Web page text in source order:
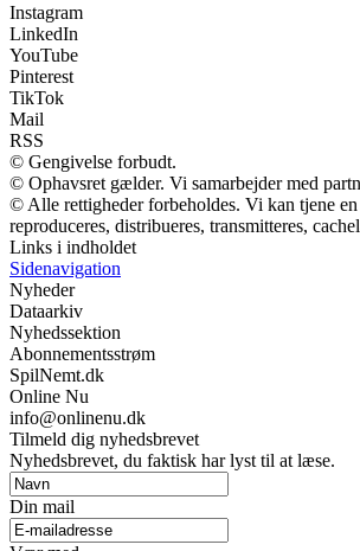
Instagram
LinkedIn
YouTube
Pinterest
TikTok
Mail
RSS
© Gengivelse forbudt.
© Ophavsret gælder. Vi samarbejder med
© Alle rettigheder forbeholdes. Vi kan tjene
reproduceres, distribueres, transmitteres,
Links i indholdet
Sidenavigation
Nyheder
Dataarkiv
Nyhedssektion
Abonnementsstrøm
SpilNemt.dk
Online Nu
info@onlinenu.dk
Tilmeld dig nyhedsbrevet
Nyhedsbrevet, du faktisk har lyst til at læse.
Din mail